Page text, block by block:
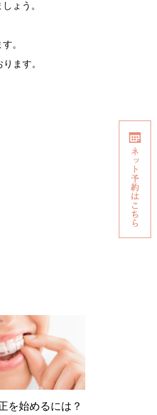
ょう。
。
ます。
を始めるには？